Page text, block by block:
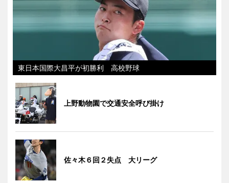
東日本国際大昌平が初勝利 高校野球
上野動物園で交通安全呼び掛け
佐々木６回２失点 大リーグ